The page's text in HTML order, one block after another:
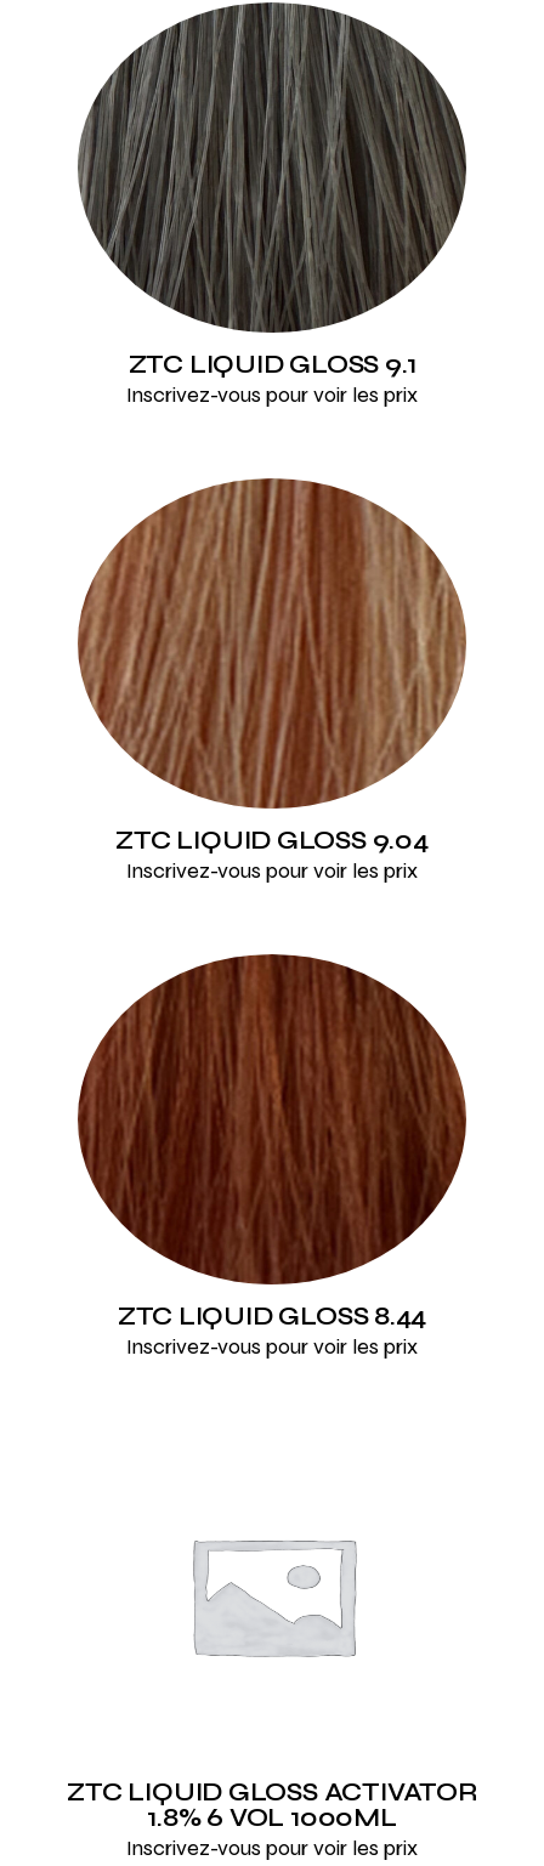
ZTC LIQUID GLOSS 9.1
Inscrivez-vous pour voir les prix
ZTC LIQUID GLOSS 9.04
Inscrivez-vous pour voir les prix
ZTC LIQUID GLOSS 8.44
Inscrivez-vous pour voir les prix
ZTC LIQUID GLOSS ACTIVATOR
1.8% 6 VOL 1000ML
Inscrivez-vous pour voir les prix